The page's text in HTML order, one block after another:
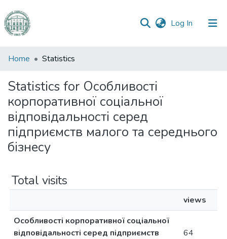
Log In (current)
Communities
Collections
All of DSpace
Home Statistics
Statistics for Особливості
корпоративної соціальної
відповідальності серед
підприємств малого та середнього
бізнесу
Total visits
views
Особливості корпоративної соціальної
відповідальності серед підприємств
64